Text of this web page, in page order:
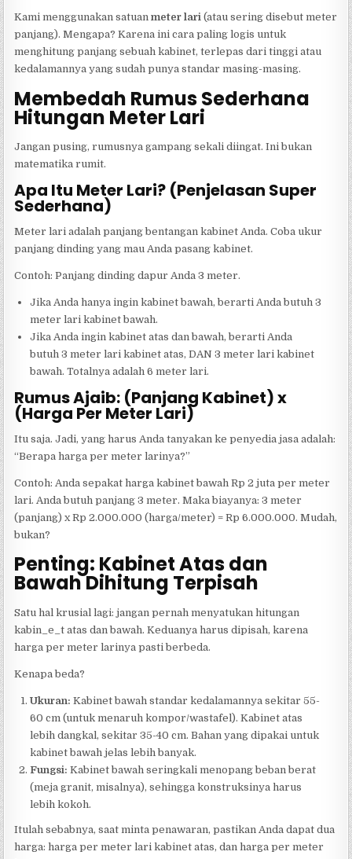
Kami menggunakan satuanmeter lari (atau sering disebut meter
panjang). Mengapa? Karena ini cara paling logis untuk
menghitung panjang sebuah kabinet, terlepas dari tinggi atau
kedalamannya yang sudah punya standar masing-masing.
Membedah Rumus Sederhana
Hitungan Meter Lari
Jangan pusing, rumusnya gampang sekali diingat. Ini bukan
matematika rumit.
Apa Itu Meter Lari? (Penjelasan Super
Sederhana)
Meter lari adalah panjang bentangan kabinet Anda. Coba ukur
panjang dinding yang mau Anda pasang kabinet.
Contoh: Panjang dinding dapur Anda 3 meter.
Jika Anda hanya ingin kabinet bawah, berarti Anda butuh 3
meter lari kabinet bawah.
Jika Anda ingin kabinet atas dan bawah, berarti Anda
butuh 3 meter lari kabinet atas, DAN 3 meter lari kabinet
bawah. Totalnya adalah 6 meter lari.
Rumus Ajaib: (Panjang Kabinet) x
(Harga Per Meter Lari)
Itu saja. Jadi, yang harus Anda tanyakan ke penyedia jasa adalah:
“Berapa harga per meter larinya?”
Contoh: Anda sepakat harga kabinet bawah Rp 2 juta per meter
lari. Anda butuh panjang 3 meter. Maka biayanya: 3 meter
(panjang) x Rp 2.000.000 (harga/meter) = Rp 6.000.000. Mudah,
bukan?
Penting: Kabinet Atas dan
Bawah Dihitung Terpisah
Satu hal krusial lagi: jangan pernah menyatukan hitungan
kabin_e_t atas dan bawah. Keduanya harus dipisah, karena
harga per meter larinya pasti berbeda.
Kenapa beda?
Ukuran: Kabinet bawah standar kedalamannya sekitar 55-
60 cm (untuk menaruh kompor/wastafel). Kabinet atas
lebih dangkal, sekitar 35-40 cm. Bahan yang dipakai untuk
kabinet bawah jelas lebih banyak.
Fungsi: Kabinet bawah seringkali menopang beban berat
(meja granit, misalnya), sehingga konstruksinya harus
lebih kokoh.
Itulah sebabnya, saat minta penawaran, pastikan Anda dapat dua
harga: harga per meter lari kabinet atas, dan harga per meter